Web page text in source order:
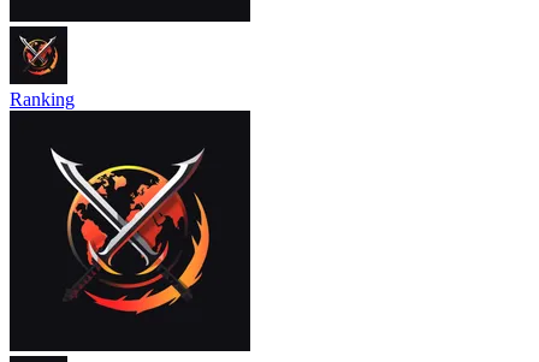
Ranking